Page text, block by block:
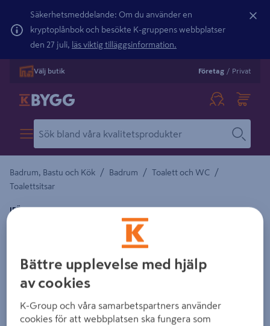
Säkerhetsmeddelande: Om du använder en
kryptoplånbok och besökte K-gruppens webbplatser
den 27 juli, läs viktig tilläggsinformation.
Välj butik Företag / Privat
Badrum, Bastu och Kök / Badrum / Toalett och WC /
Toalettsitsar
WC-SITS IFÖ CERA MJUKSITS VIT 99420
IFÖ
Bättre upplevelse med hjälp
av cookies
K-Group och våra samarbetspartners använder
cookies för att webbplatsen ska fungera som